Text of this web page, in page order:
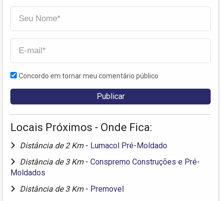
Concordo em tornar meu comentário público
Locais Próximos - Onde Fica:
Distância de 2 Km - Lumacol Pré-Moldado
Distância de 3 Km - Conspremo Construções e Pré-
Moldados
Distância de 3 Km - Premovel